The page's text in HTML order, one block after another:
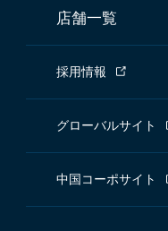
店舗一覧
採用情報
グローバルサイト
中国コーポサイト